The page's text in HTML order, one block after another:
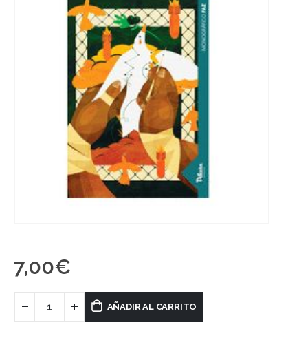
7,00€
AÑADIR AL CARRITO